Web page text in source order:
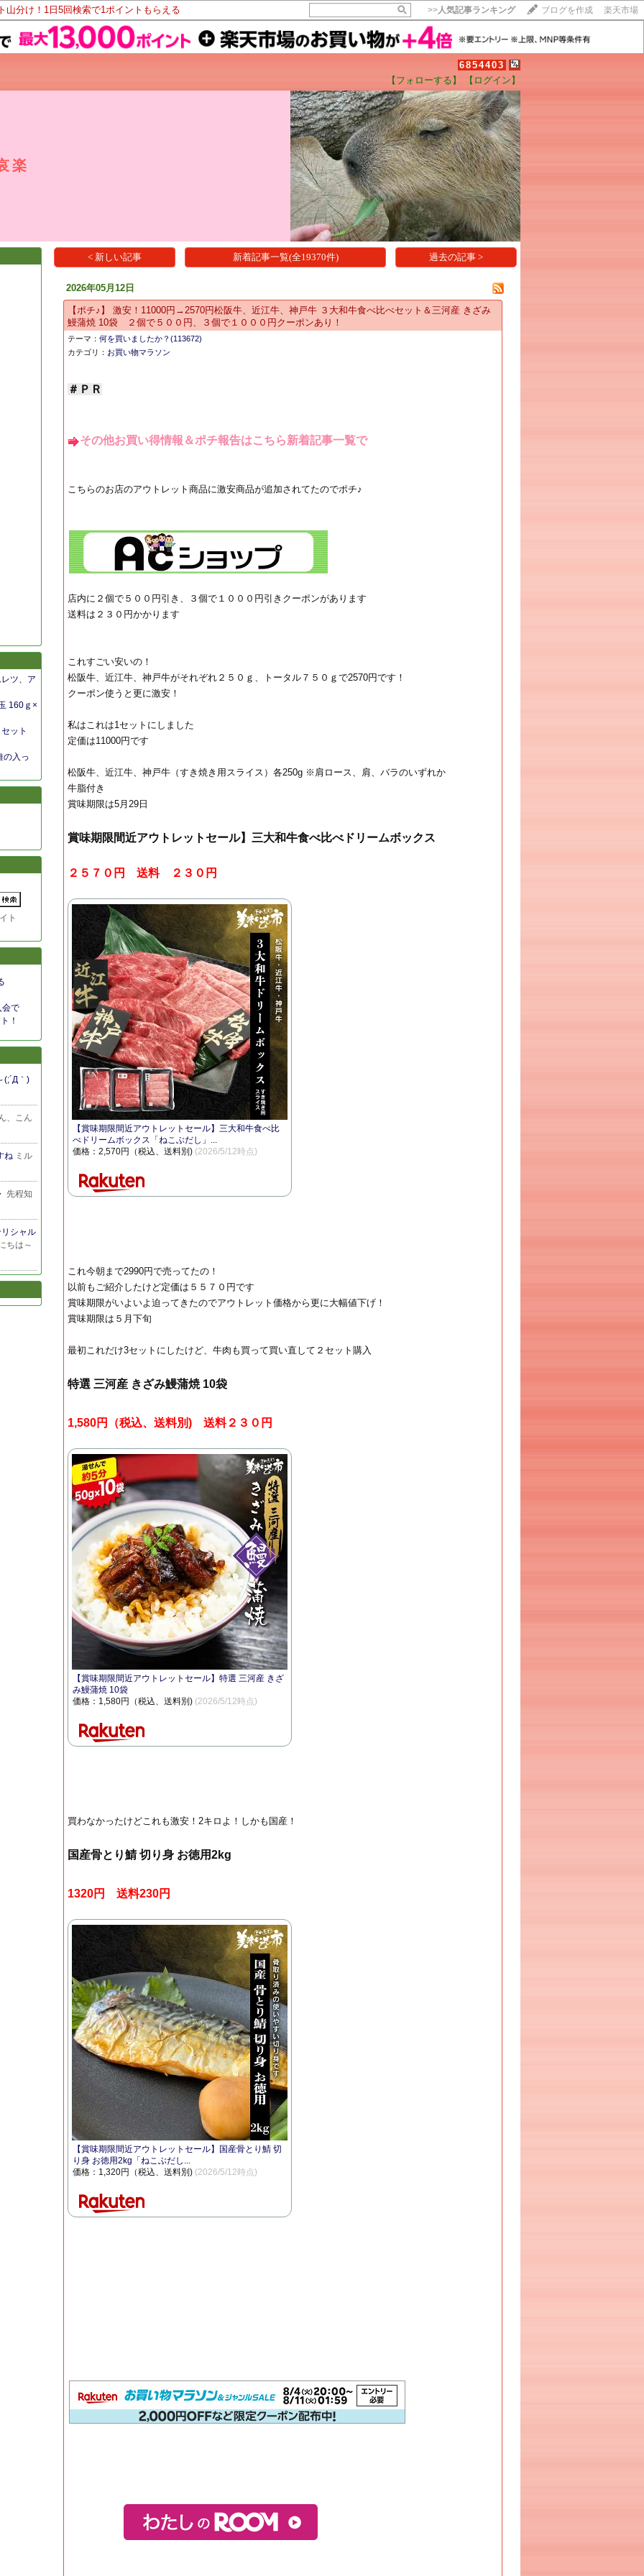
山分け！1日5回検索で1ポイントもらえる >>人気記事ランキング ブログを作成 楽天市場
6854403
【フォローする】 【ログイン】
楽
15記事にいいね！で1ポイント
10秒滞在
いいね!
ツ、ア
160ｇ×
ット
の入っ
ト
会で
！
(;´Д｀)
、こん
ね ミル
先程知
シャル
ちは～
< 新しい記事 新着記事一覧(全19370件) 過去の記事 >
2026年05月12日
【ポチ♪】 激安！11000円→2570円松阪牛、近江牛、神戸牛 ３大和牛食べ比べセット＆三河産 きざみ
鰻蒲焼 10袋 ２個で５００円、３個で１０００円クーポンあり！
テーマ：何を買いましたか？(113672)
カテゴリ： お買い物マラソン
＃ＰＲ
その他お買い得情報＆ポチ報告はこちら新着記事一覧で
こちらのお店のアウトレット商品に激安商品が追加されてたのでポチ♪
店内に２個で５００円引き、３個で１０００円引きクーポンがあります
送料は２３０円かかります
これすごい安いの！
松阪牛、近江牛、神戸牛がそれぞれ２５０ｇ、トータル７５０ｇで2570円です！
クーポン使うと更に激安！
私はこれは1セットにしました
定価は11000円です
松阪牛、近江牛、神戸牛（すき焼き用スライス）各250g ※肩ロース、肩、バラのいずれか
牛脂付き
賞味期限は5月29日
賞味期限間近アウトレットセール】三大和牛食べ比べドリームボックス
２５７０円 送料 ２３０円
【賞味期限間近アウトレットセール】三大和牛食べ比
べドリームボックス「ねこぶだし」...
価格：2,570円（税込、送料別) (2026/5/12時点)
これ今朝まで2990円で売ってたの！
以前もご紹介したけど定価は５５７０円です
賞味期限がいよいよ迫ってきたのでアウトレット価格から更に大幅値下げ！
賞味期限は５月下旬
最初これだけ3セットにしたけど、牛肉も買って買い直して２セット購入
特選 三河産 きざみ鰻蒲焼 10袋
1,580円（税込、送料別) 送料２３０円
【賞味期限間近アウトレットセール】特選 三河産 きざ
み鰻蒲焼 10袋
価格：1,580円（税込、送料別) (2026/5/12時点)
買わなかったけどこれも激安！2キロよ！しかも国産！
国産骨とり鯖 切り身 お徳用2kg
1320円 送料230円
【賞味期限間近アウトレットセール】国産骨とり鯖 切
り身 お徳用2kg「ねこぶだし...
価格：1,320円（税込、送料別) (2026/5/12時点)